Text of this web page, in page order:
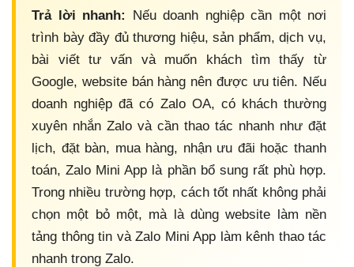
Trả lời nhanh:
Nếu doanh nghiệp cần một nơi
trình bày đầy đủ thương hiệu, sản phẩm, dịch vụ,
bài viết tư vấn và muốn khách tìm thấy từ
Google, website bán hàng nên được ưu tiên. Nếu
doanh nghiệp đã có Zalo OA, có khách thường
xuyên nhắn Zalo và cần thao tác nhanh như đặt
lịch, đặt bàn, mua hàng, nhận ưu đãi hoặc thanh
toán, Zalo Mini App là phần bổ sung rất phù hợp.
Trong nhiều trường hợp, cách tốt nhất không phải
chọn một bỏ một, mà là dùng website làm nền
tảng thông tin và Zalo Mini App làm kênh thao tác
nhanh trong Zalo.